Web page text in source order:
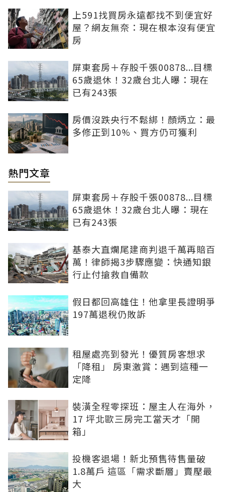
上591找買房永遠都找不到便宜好
屋？網友無奈：現在根本沒有便宜
房
屏東套房＋存股千張00878...目標
65歲退休！32歲台北人曝：現在
已有243張
房價沒跌央行不鬆綁！顏炳立：最
多修正到10%、買方仍可獲利
熱門文章
屏東套房＋存股千張00878...目標
65歲退休！32歲台北人曝：現在
已有243張
基泰大直爛尾建商判退千萬再賠百
萬！律師揭3步驟應變：快通知銀
行止付搶救自備款
假日都回高雄住！他拿里長證明爭
197萬退稅仍敗訴
租屋處亮到發光！優質房客想求
「降租」 房東激賞：遇到這種一
定降
裝潢全程零探班：屋主人在海外，
17 坪北歐三房完工當天才「開
箱」
投機客退場！新北預售待售量破
1.8萬戶 這區「需求斷層」賣壓最
大